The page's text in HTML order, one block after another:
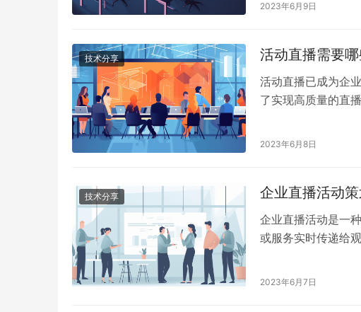
2023年6月9日
技术分享 活动直播需要哪
活动直播已成为企
了实现高质量的直
2023年6月8日
技术分享 企业直播活动
企业直播活动是一
或服务实时传递给
2023年6月7日